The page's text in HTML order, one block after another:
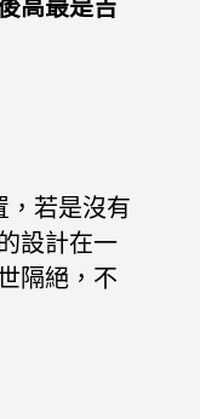
高最是吉
，若是沒有
設計在一
隔絕，不